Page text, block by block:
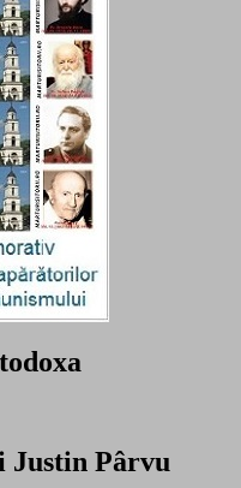
Pârvu